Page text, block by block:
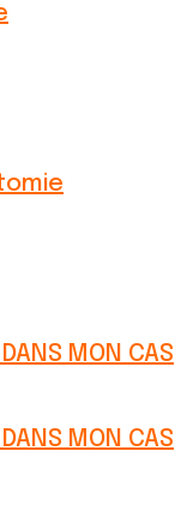
MON CAS
MON CAS